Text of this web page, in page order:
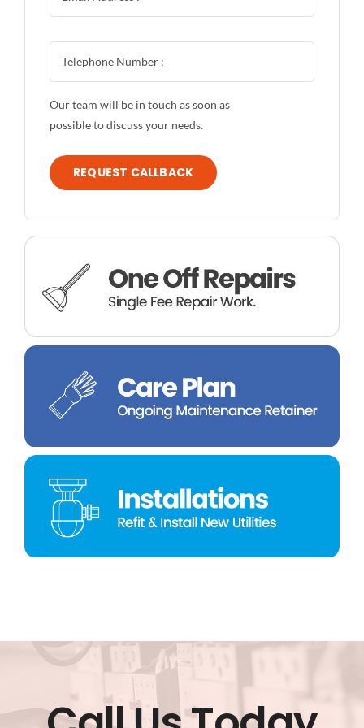
Our team will be in touch as soon as
possible to discuss your needs.
REQUEST CALLBACK